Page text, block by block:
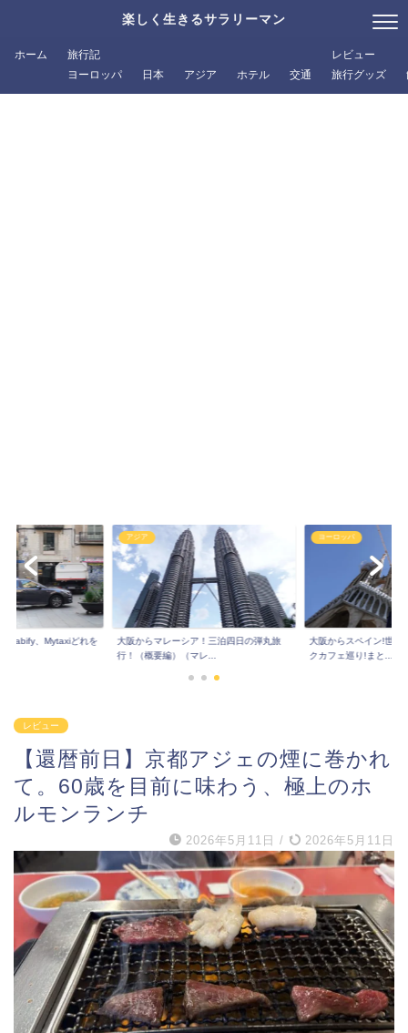
楽しく生きるサラリーマン
ホーム
旅行記
ヨーロッパ
日本 アジア ホテル 交通
レビュー
旅行グッズ
Cabify、Mytaxiどれを
アジア
大阪からマレーシア！三泊四日の弾丸旅
行！（概要編）（マレ...
ヨーロッパ
大阪からスペイン!世界
クカフェ巡り!まと...
レビュー
【還暦前日】京都アジェの煙に巻かれ
て。60歳を目前に味わう、極上のホ
ルモンランチ
2026年5月11日 / 2026年5月11日